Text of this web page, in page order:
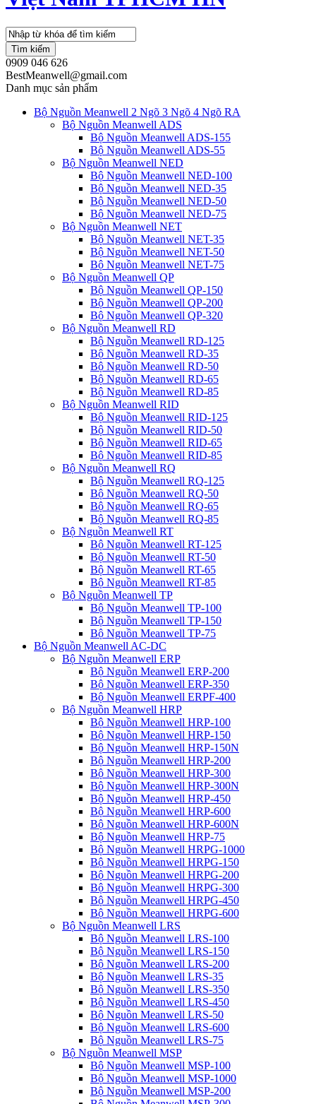
Tìm kiếm
0909 046 626
BestMeanwell@gmail.com
Danh mục sản phẩm
Bộ Nguồn Meanwell 2 Ngõ 3 Ngõ 4 Ngõ RA
Bộ Nguồn Meanwell ADS
Bộ Nguồn Meanwell ADS-155
Bộ Nguồn Meanwell ADS-55
Bộ Nguồn Meanwell NED
Bộ Nguồn Meanwell NED-100
Bộ Nguồn Meanwell NED-35
Bộ Nguồn Meanwell NED-50
Bộ Nguồn Meanwell NED-75
Bộ Nguồn Meanwell NET
Bộ Nguồn Meanwell NET-35
Bộ Nguồn Meanwell NET-50
Bộ Nguồn Meanwell NET-75
Bộ Nguồn Meanwell QP
Bộ Nguồn Meanwell QP-150
Bộ Nguồn Meanwell QP-200
Bộ Nguồn Meanwell QP-320
Bộ Nguồn Meanwell RD
Bộ Nguồn Meanwell RD-125
Bộ Nguồn Meanwell RD-35
Bộ Nguồn Meanwell RD-50
Bộ Nguồn Meanwell RD-65
Bộ Nguồn Meanwell RD-85
Bộ Nguồn Meanwell RID
Bộ Nguồn Meanwell RID-125
Bộ Nguồn Meanwell RID-50
Bộ Nguồn Meanwell RID-65
Bộ Nguồn Meanwell RID-85
Bộ Nguồn Meanwell RQ
Bộ Nguồn Meanwell RQ-125
Bộ Nguồn Meanwell RQ-50
Bộ Nguồn Meanwell RQ-65
Bộ Nguồn Meanwell RQ-85
Bộ Nguồn Meanwell RT
Bộ Nguồn Meanwell RT-125
Bộ Nguồn Meanwell RT-50
Bộ Nguồn Meanwell RT-65
Bộ Nguồn Meanwell RT-85
Bộ Nguồn Meanwell TP
Bộ Nguồn Meanwell TP-100
Bộ Nguồn Meanwell TP-150
Bộ Nguồn Meanwell TP-75
Bộ Nguồn Meanwell AC-DC
Bộ Nguồn Meanwell ERP
Bộ Nguồn Meanwell ERP-200
Bộ Nguồn Meanwell ERP-350
Bộ Nguồn Meanwell ERPF-400
Bộ Nguồn Meanwell HRP
Bộ Nguồn Meanwell HRP-100
Bộ Nguồn Meanwell HRP-150
Bộ Nguồn Meanwell HRP-150N
Bộ Nguồn Meanwell HRP-200
Bộ Nguồn Meanwell HRP-300
Bộ Nguồn Meanwell HRP-300N
Bộ Nguồn Meanwell HRP-450
Bộ Nguồn Meanwell HRP-600
Bộ Nguồn Meanwell HRP-600N
Bộ Nguồn Meanwell HRP-75
Bộ Nguồn Meanwell HRPG-1000
Bộ Nguồn Meanwell HRPG-150
Bộ Nguồn Meanwell HRPG-200
Bộ Nguồn Meanwell HRPG-300
Bộ Nguồn Meanwell HRPG-450
Bộ Nguồn Meanwell HRPG-600
Bộ Nguồn Meanwell LRS
Bộ Nguồn Meanwell LRS-100
Bộ Nguồn Meanwell LRS-150
Bộ Nguồn Meanwell LRS-200
Bộ Nguồn Meanwell LRS-35
Bộ Nguồn Meanwell LRS-350
Bộ Nguồn Meanwell LRS-450
Bộ Nguồn Meanwell LRS-50
Bộ Nguồn Meanwell LRS-600
Bộ Nguồn Meanwell LRS-75
Bộ Nguồn Meanwell MSP
Bộ Nguồn Meanwell MSP-100
Bộ Nguồn Meanwell MSP-1000
Bộ Nguồn Meanwell MSP-200